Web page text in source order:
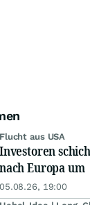
Flucht aus USA
Investoren
nach Europa um
05.08.26, 19:00